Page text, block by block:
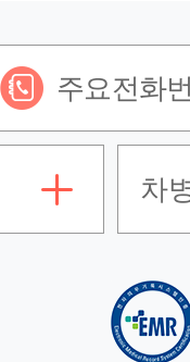
주요전화
차